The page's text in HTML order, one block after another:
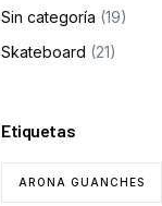
Sin categoría (19)
Skateboard (21)
Etiquetas
ARONA GUANCHES